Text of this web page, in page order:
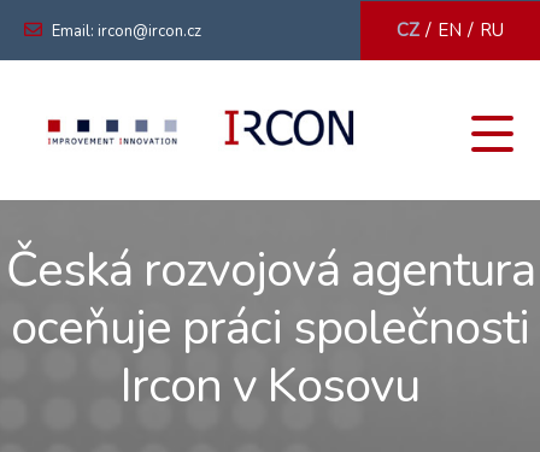
Email: ircon@ircon.cz CZ / EN / RU
Česká rozvojová agentura
oceňuje práci společnosti
Ircon v Kosovu